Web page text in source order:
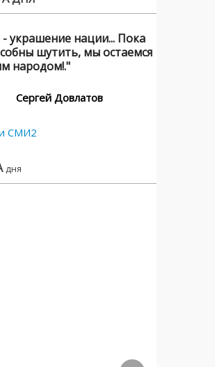
украшение нации... Пока
шутить, мы остаемся
народом!."
Сергей Довлатов
СМИ2
дня